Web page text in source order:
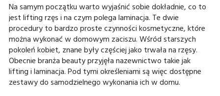
Na samym początku warto wyjaśnić sobie dokładnie, co to
jest lifting rzęs i na czym polega laminacja. Te dwie
procedury to bardzo proste czynności kosmetyczne, które
można wykonać w domowym zaciszu. Wśród starszych
pokoleń kobiet, znane były częściej jako trwała na rzęsy.
Obecnie branża beauty przyjęła nazewnictwo takie jak
lifting i laminacja. Pod tymi określeniami są więc dostępne
zestawy do samodzielnego wykonania ich w domu.